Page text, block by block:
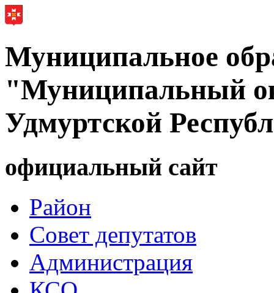
Муниципальное
"Муниципальный
Удмуртской
официальный сайт
Район
Совет депутатов
Администрация